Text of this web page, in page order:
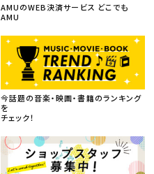
AMUのWEB決済サービス どこでも
AMU
今話題の音楽・映画・書籍のランキング
を
チェック！